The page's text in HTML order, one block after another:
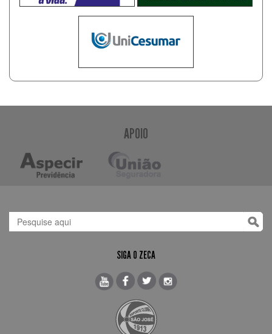
APOIO
SIGA O ZECA